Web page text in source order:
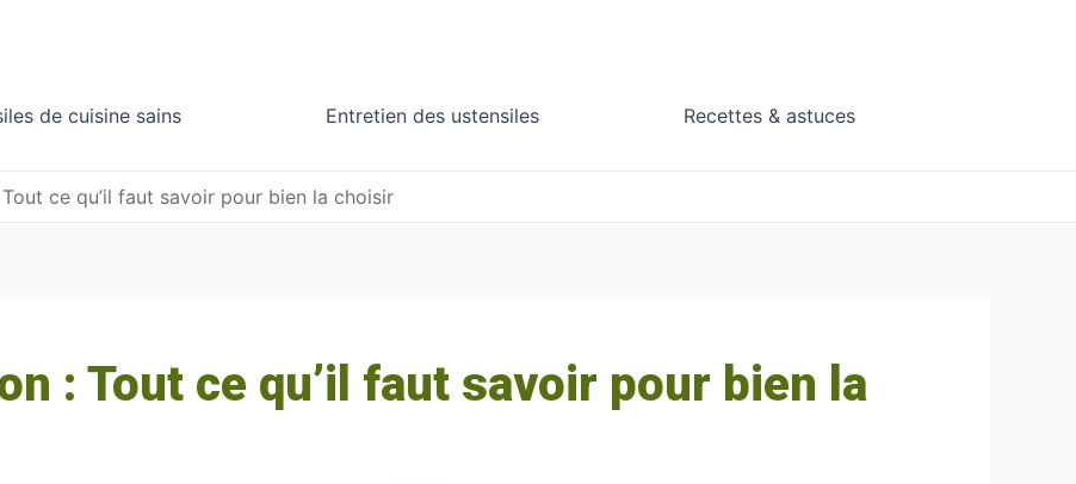
de cuisine sains Entretien des ustensiles Recettes & astuces
ce qu’il faut savoir pour bien la choisir
: Tout ce qu’il faut savoir pour bien la